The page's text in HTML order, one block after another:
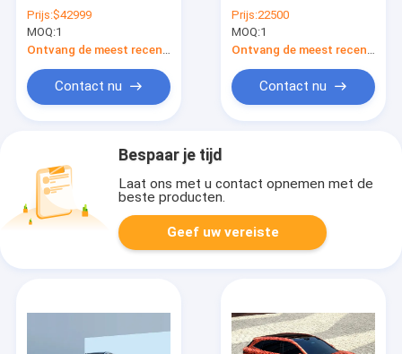
Electric Sedan
150km/h
Prijs:$42999
MOQ:1
Contact nu
Prijs:22500
MOQ:1
Contact nu
Bespaar je tijd
Laat ons met u contact opnemen met de
beste producten.
Geef uw vereiste